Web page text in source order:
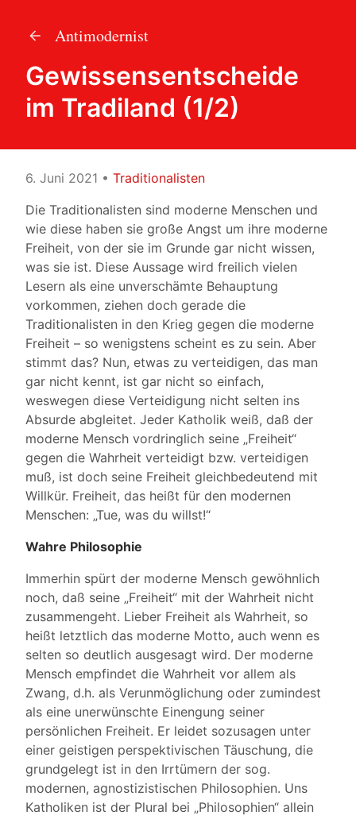
Antimodernist
Gewissensentscheide
im Tradiland (1/2)
6. Juni 2021 • Traditionalisten
Die Traditionalisten sind moderne Menschen und
wie diese haben sie große Angst um ihre moderne
Freiheit, von der sie im Grunde gar nicht wissen,
was sie ist. Diese Aussage wird freilich vielen
Lesern als eine unverschämte Behauptung
vorkommen, ziehen doch gerade die
Traditionalisten in den Krieg gegen die moderne
Freiheit – so wenigstens scheint es zu sein. Aber
stimmt das? Nun, etwas zu verteidigen, das man
gar nicht kennt, ist gar nicht so einfach,
weswegen diese Verteidigung nicht selten ins
Absurde abgleitet. Jeder Katholik weiß, daß der
moderne Mensch vordringlich seine „Freiheit“
gegen die Wahrheit verteidigt bzw. verteidigen
muß, ist doch seine Freiheit gleichbedeutend mit
Willkür. Freiheit, das heißt für den modernen
Menschen: „Tue, was du willst!“
Wahre Philosophie
Immerhin spürt der moderne Mensch gewöhnlich
noch, daß seine „Freiheit“ mit der Wahrheit nicht
zusammengeht. Lieber Freiheit als Wahrheit, so
heißt letztlich das moderne Motto, auch wenn es
selten so deutlich ausgesagt wird. Der moderne
Mensch empfindet die Wahrheit vor allem als
Zwang, d.h. als Verunmöglichung oder zumindest
als eine unerwünschte Einengung seiner
persönlichen Freiheit. Er leidet sozusagen unter
einer geistigen perspektivischen Täuschung, die
grundgelegt ist in den Irrtümern der sog.
modernen, agnostizistischen Philosophien. Uns
Katholiken ist der Plural bei „Philosophien“ allein